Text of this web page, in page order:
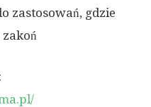
zastosowań, gdzie